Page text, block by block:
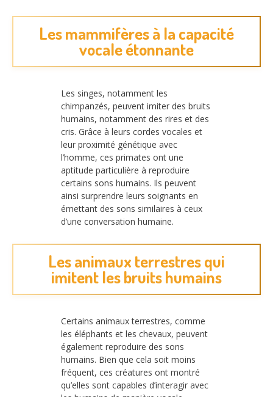
Les mammifères à la capacité
vocale étonnante
Les singes, notamment les
chimpanzés, peuvent imiter des bruits
humains, notamment des rires et des
cris. Grâce à leurs cordes vocales et
leur proximité génétique avec
l’homme, ces primates ont une
aptitude particulière à reproduire
certains sons humains. Ils peuvent
ainsi surprendre leurs soignants en
émettant des sons similaires à ceux
d’une conversation humaine.
Les animaux terrestres qui
imitent les bruits humains
Certains animaux terrestres, comme
les éléphants et les chevaux, peuvent
également reproduire des sons
humains. Bien que cela soit moins
fréquent, ces créatures ont montré
qu’elles sont capables d’interagir avec